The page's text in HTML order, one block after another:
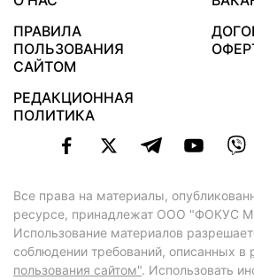
ПРАВИЛА
ПОЛЬЗОВАНИЯ
САЙТОМ
РЕДАКЦИОННАЯ
ПОЛИТИКА
Все права на материалы,
ресурсе, принадлежат ООО "ФОКУС
Использование материалов
соблюдении требований, описанных в
пользования сайтом". Использовать